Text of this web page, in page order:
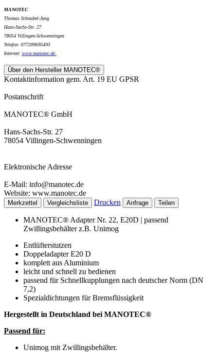
MANOTEC
Thomas Schnabel-Jung
Hans-Sachs-Str. 27
78054 Villingen-Schwenningen
Telefon: 077209695493
Internet: www.manotec.de
Über den Hersteller MANOTEC®
Kontaktinformation gem. Art. 19 EU GPSR
Postanschrift
MANOTEC® GmbH
Hans-Sachs-Str. 27
78054 Villingen-Schwenningen
Elektronische Adresse
E-Mail: info@manotec.de
Website: www.manotec.de
Merkzettel Vergleichsliste Drucken Anfrage Teilen
MANOTEC® Adapter Nr. 22, E20D | passend
Zwillingsbehälter z.B. Unimog
Entlüfterstutzen
Doppeladapter E20 D
komplett aus Aluminium
leicht und schnell zu bedienen
passend für Schnellkupplungen nach deutscher Norm (DN
7,2)
Spezialdichtungen für Bremsflüssigkeit
Hergestellt in Deutschland bei MANOTEC®
Passend für:
Unimog mit Zwillingsbehälter.